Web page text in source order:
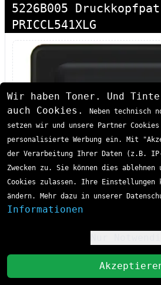
5226B005
PRICCL541XLG
Wir haben Toner. Und
auch Cookies.
Neben technisch
setzen wir und unsere Partner
personalisierte Werbung ein. Mit
der Verarbeitung Ihrer Daten (z.B.
Zwecken zu. Sie können dies ablehnen
Cookies zulassen. Ihre Einstellungen
ändern. Mehr dazu in unserer
Informationen